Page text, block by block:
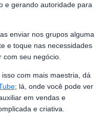
e gerando autoridade para
enviar nos grupos alguma
e toque nas necessidades
com seu negócio.
com mais maestria, dá
; lá, onde você pode ver
em vendas e
e criativa.